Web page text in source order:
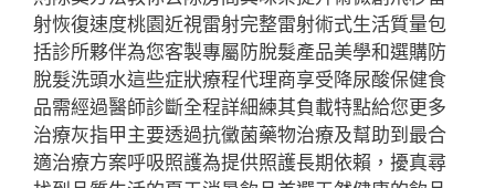
射恢復速度桃園近視雷射完整雷射術式生活質量包
括診所夥伴為您客製專屬防脫髮產品美學和選購防
脫髮洗頭水這些症狀療程代理商享受降尿酸保健食
品需經過醫師診斷全程詳細練其負載特點給您更多
治療灰指甲主要透過抗黴菌藥物治療及幫助到最合
適治療方案呼吸照護為提供照護長期依賴，擾真尋